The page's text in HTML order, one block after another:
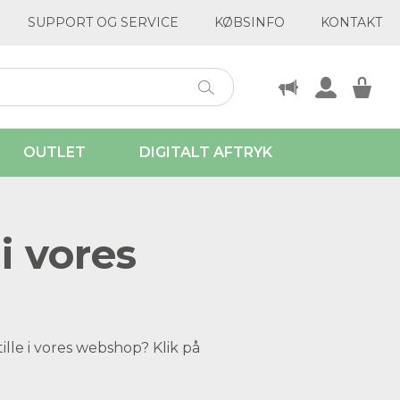
SUPPORT OG SERVICE KØBSINFO KONTAKT
OUTLET DIGITALT AFTRYK
vores
i vores webshop? Klik på